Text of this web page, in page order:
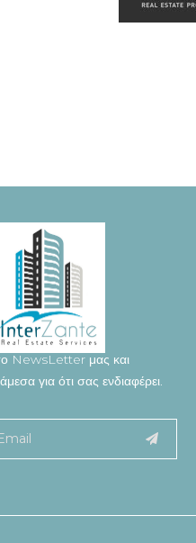
NewsLetter μας και
για ότι σας ενδιαφέρει.